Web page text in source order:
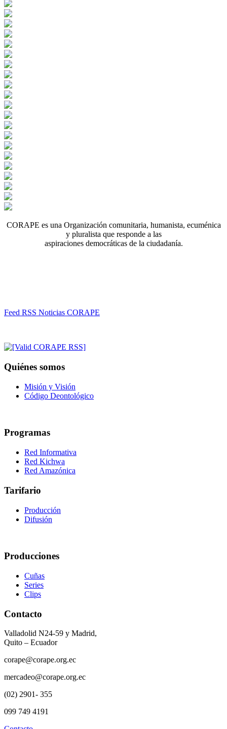
CORAPE es una Organización comunitaria, humanista, ecuménica
y pluralista que responde a las
aspiraciones democráticas de la ciudadanía.
Feed RSS Noticias CORAPE
Quiénes somos
Misión y Visión
Código Deontológico
Programas
Red Informativa
Red Kichwa
Red Amazónica
Tarifario
Producción
Difusión
Producciones
Cuñas
Series
Clips
Contacto
Valladolid N24-59 y Madrid,
Quito – Ecuador
corape@corape.org.ec
mercadeo@corape.org.ec
(02) 2901- 355
099 749 4191